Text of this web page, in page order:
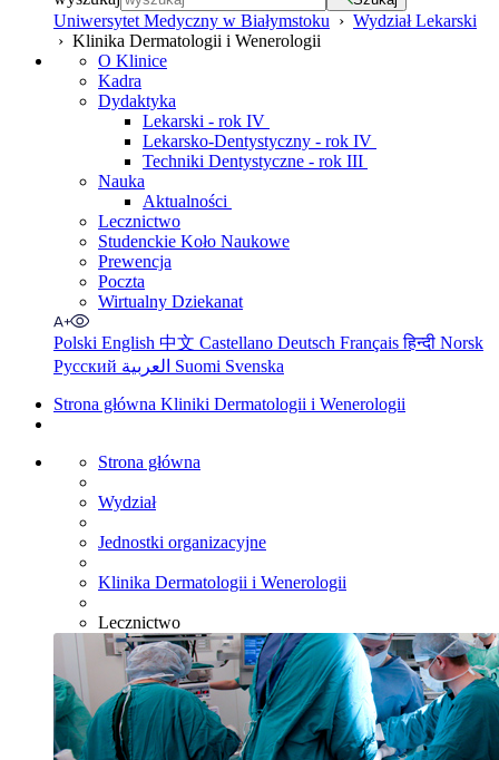
Uniwersytet Medyczny w Białymstoku › Wydział Lekarski
› Klinika Dermatologii i Wenerologii
O Klinice
Kadra
Dydaktyka
Lekarski - rok IV
Lekarsko-Dentystyczny - rok IV
Techniki Dentystyczne - rok III
Nauka
Aktualności
Lecznictwo
Studenckie Koło Naukowe
Prewencja
Poczta
Wirtualny Dziekanat
Polski English 中文 Castellano Deutsch Françaisहिन्दी Norsk
Русский
Suomi Svenska
Strona główna Kliniki Dermatologii i Wenerologii
Strona główna
Wydział
Jednostki organizacyjne
Klinika Dermatologii i Wenerologii
Lecznictwo